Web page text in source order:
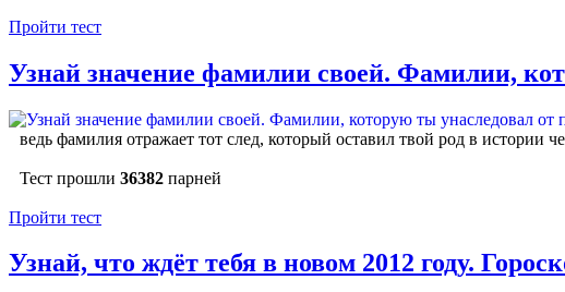
Пройти тест
Узнай значение фамилии своей. Фамилии,
ведь фамилия отражает тот след, который оставил твой род в истории
Тест прошли 36382 парней
Пройти тест
Узнай, что ждёт тебя в новом 2012 году.